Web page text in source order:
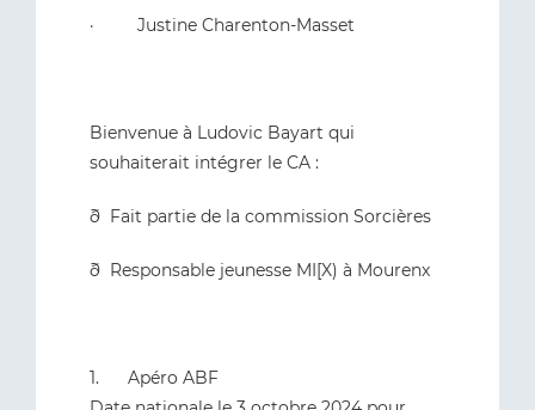
· Justine Charenton-Masset
Bienvenue à Ludovic Bayart qui
souhaiterait intégrer le CA :
ð Fait partie de la commission Sorcières
ð Responsable jeunesse MI[X) à Mourenx
1. Apéro ABF